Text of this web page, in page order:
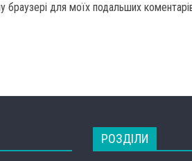
для моїх подальших
РОЗДІЛИ